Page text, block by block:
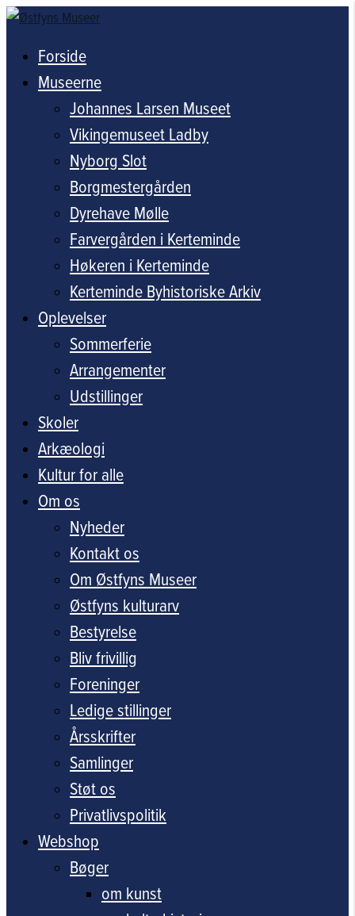
Forside
Museerne
Johannes Larsen Museet
Vikingemuseet Ladby
Nyborg Slot
Borgmestergården
Dyrehave Mølle
Farvergården i Kerteminde
Høkeren i Kerteminde
Kerteminde Byhistoriske Arkiv
Oplevelser
Sommerferie
Arrangementer
Udstillinger
Skoler
Arkæologi
Kultur for alle
Om os
Nyheder
Kontakt os
Om Østfyns Museer
Østfyns kulturarv
Bestyrelse
Bliv frivillig
Foreninger
Ledige stillinger
Årsskrifter
Samlinger
Støt os
Privatlivspolitik
Webshop
Bøger
om kunst